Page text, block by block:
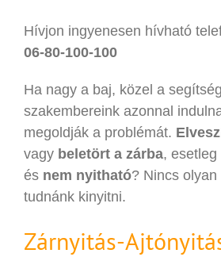
Hívjon ingyenesen hívható
06-80-100-100
Ha nagy a baj, közel a
szakembereink azonnal
megoldják a problémát.
vagy beletört a zárba, esetleg
és nem nyitható? Nincs olyan
tudnánk kinyitni.
Zárnyitás-